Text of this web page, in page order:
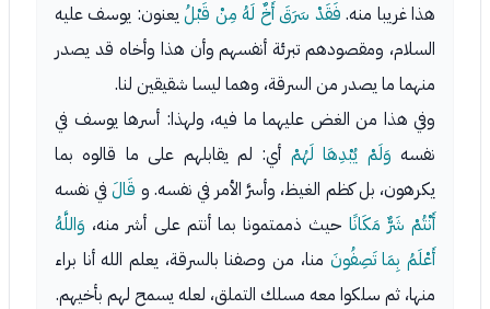
هذا غريبا منه. فَقَدْ سَرَقَ أَخٌ لَهُ مِنْ قَبْلُيعنون: يوسف عليه
السلام، ومقصودهم تبرئة أنفسهم وأن هذا وأخاه قد يصدر
منهما ما يصدر من السرقة، وهما ليسا شقيقين لنا.
وفي هذا من الغض عليهما ما فيه، ولهذا: أسرها يوسف في
نفسه وَلَمْ يُبْدِهَا لَهُمْ أي: لم يقابلهم على ما قالوه بما
يكرهون، بل كظم الغيظ، وأسرَّ الأمر في نفسه. و قَالَفي نفسه
أَنْتُمْ شَرٌّ مَكَانًا حيث ذممتمونا بما أنتم على أشر منه، وَاللَّهُ
أَعْلَمُ بِمَا تَصِفُونَ منا، من وصفنا بالسرقة، يعلم الله أنا براء
منها، ثم سلكوا معه مسلك التملق، لعله يسمح لهم بأخيهم.